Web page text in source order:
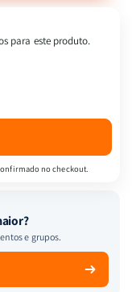
para este produto.
no checkout.
e grupos.